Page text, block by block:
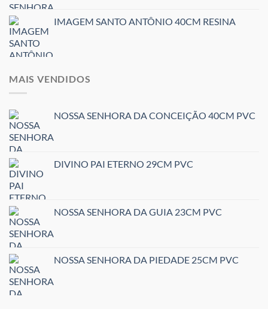
IMAGEM SANTO ANTÔNIO 40CM RESINA
MAIS VENDIDOS
NOSSA SENHORA DA CONCEIÇÃO 40CM PVC
DIVINO PAI ETERNO 29CM PVC
NOSSA SENHORA DA GUIA 23CM PVC
NOSSA SENHORA DA PIEDADE 25CM PVC